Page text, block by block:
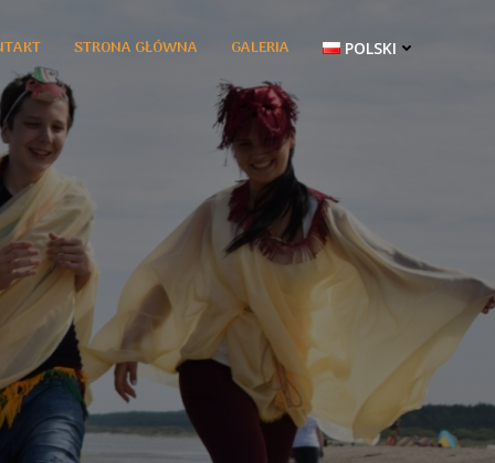
STRONA GŁÓWNA GALERIA POLSKI